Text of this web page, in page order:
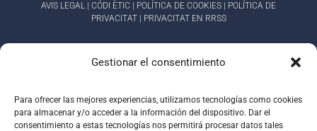
Gestionar el consentimiento
Para ofrecer las mejores experiencias, utilizamos tecnologías como cookies
para almacenar y/o acceder a la información del dispositivo. Dar el
consentimiento a estas tecnologías nos permitirá procesar datos tales
AVIS LEGAL CÓDI ÈTIC POLÍTICA DE COOKIES
POLÍTICA DE
PRIVACITAT| PRIVACITAT EN RRSS